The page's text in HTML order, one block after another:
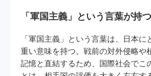
「軍国主義」という言葉が持
「軍国主義」という言葉は、日本に
重い意味を持つ。戦前の対外侵略や
記憶と直結するため、国際社会でこ